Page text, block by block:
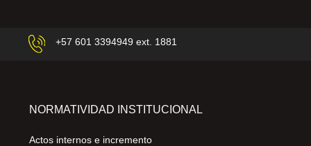
+57 601 3394949 ext. 1881
NORMATIVIDAD INSTITUCIONAL
Actos internos e incremento